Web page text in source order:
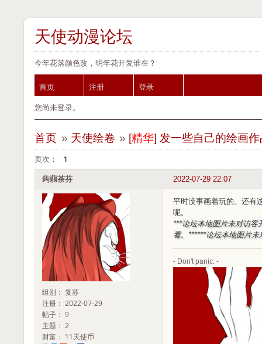
天使动漫论坛
今年花落颜色改，明年花开复谁在？
首页 注册
登录
您尚未登录。
首页 » 天使绘卷 » [精华] 发一些自己的绘画作
页次： 1
2022-07-29 22:07
蒟蒻茶芬
组别： 复苏
注册： 2022-07-29
帖子： 9
主题： 2
财富： 11天使币
平时没事画着玩的。还有
呢。
***论坛本地图片未对访客
看。******论坛本地图片未
- Don't panic. -